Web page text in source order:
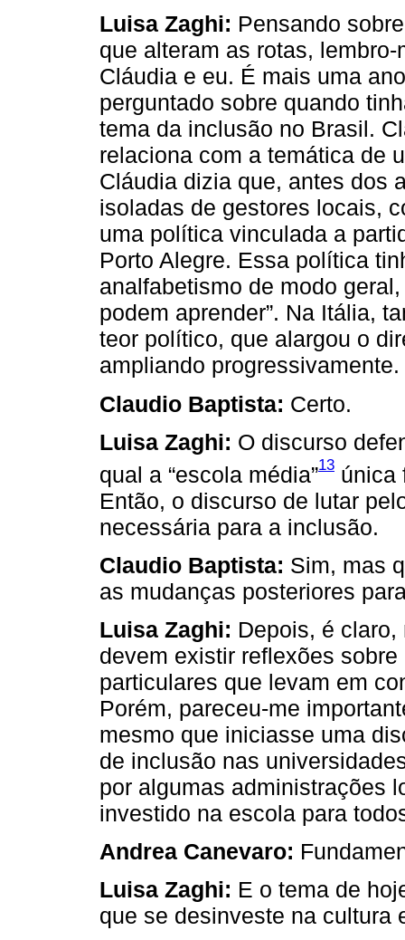
Luisa Zaghi: Pensando
que alteram as rotas,
Cláudia e eu. É mais uma
perguntado sobre quando
tema da inclusão no Brasil.
relaciona com a temática de
Cláudia dizia que, antes dos
isoladas de gestores locais,
uma política vinculada a
Porto Alegre. Essa política
analfabetismo de modo
podem aprender”. Na Itália,
teor político, que alargou o
ampliando progressivamente.
Claudio Baptista: Certo.
Luisa Zaghi: O discurso
qual a “escola média”13 única
Então, o discurso de lutar
necessária para a inclusão.
Claudio Baptista: Sim, mas
as mudanças posteriores
Luisa Zaghi: Depois, é
devem existir reflexões
particulares que levam em
Porém, pareceu-me
mesmo que iniciasse uma
de inclusão nas
por algumas administrações
investido na escola para
Andrea Canevaro:
Luisa Zaghi: E o tema de
que se desinveste na cultura